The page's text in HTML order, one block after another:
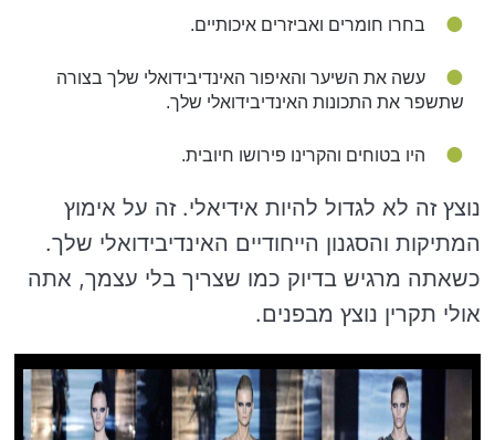
בחרו חומרים ואביזרים איכותיים.
עשה את השיער והאיפור האינדיבידואלי שלך בצורה
שתשפר את התכונות האינדיבידואלי שלך.
היו בטוחים והקרינו פירושו חיובית.
נוצץ זה לא לגדול להיות אידיאלי. זה על אימוץ
המתיקות והסגנון הייחודיים האינדיבידואלי שלך.
כשאתה מרגיש בדיוק כמו שצריך בלי עצמך, אתה
אולי תקרין נוצץ מבפנים.